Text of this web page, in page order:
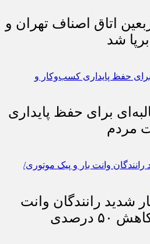
اتاق اصناف تهران و
شد
برای حفظ پایداری
مردم
شدید رانندگان وانت
بار و پیک موتوری/ کاهش ۵۰ درصدی